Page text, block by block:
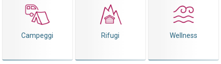
Campeggi Rifugi Wellness